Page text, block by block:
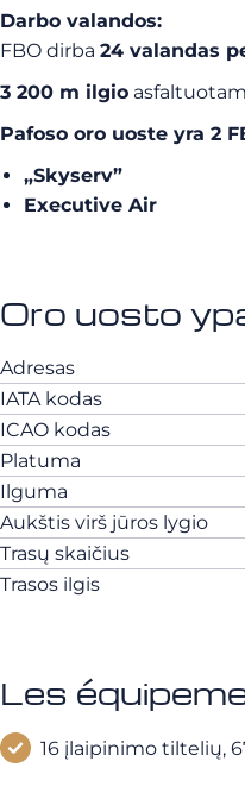
Darbo valandos:
FBO dirba 24 valandas
3 200 m ilgio
Pafoso oro uoste yra 2
„Skyserv”
Executive Air
Oro uosto
Adresas
IATA kodas
ICAO kodas
Platuma
Ilguma
Aukštis virš jūros lygio
Trasų skaičius
Trasos ilgis
Les
16 įlaipinimo tiltelių,